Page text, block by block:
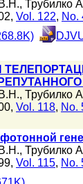
, Трубилко
Vol. 122, No.
, Трубилко
Vol. 118, No.
, Трубилко
Vol. 115, No.